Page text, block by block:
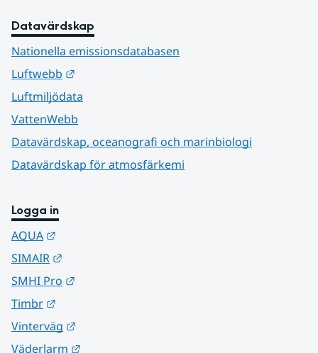
Datavärdskap
Nationella emissionsdatabasen
Luftwebb
Luftmiljödata
VattenWebb
Datavärdskap, oceanografi och marinbiologi
Datavärdskap för atmosfärkemi
Logga in
AQUA
SIMAIR
SMHI Pro
Timbr
Vinterväg
Väderlarm